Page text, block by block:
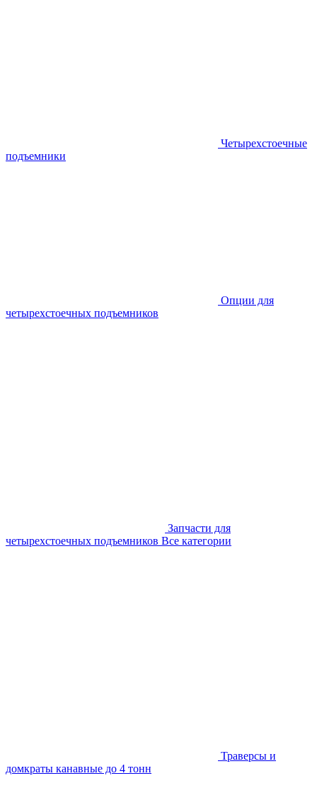
Четырехстоечные
подъемники
Опции для
четырехстоечных подъемников
Запчасти для
четырехстоечных подъемников Все категории
Траверсы и
домкраты канавные до 4 тонн